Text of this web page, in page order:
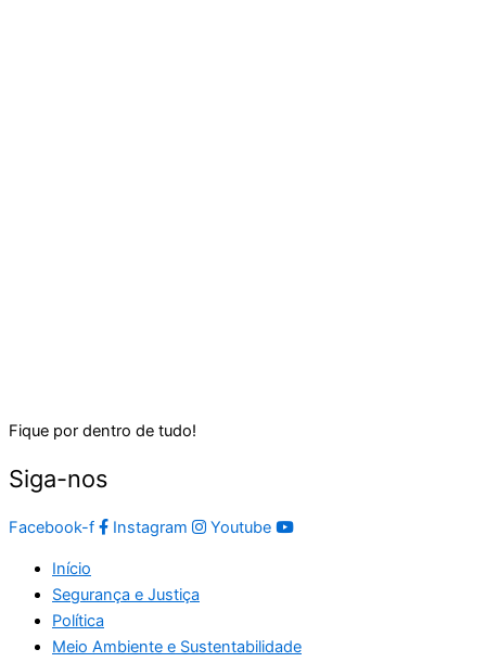
Fique por dentro de tudo!
Siga-nos
Facebook-f Instagram Youtube
Início
Segurança e Justiça
Política
Meio Ambiente e Sustentabilidade